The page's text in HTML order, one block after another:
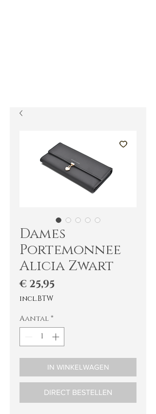
Dames
Portemonnee
Alicia Zwart
€ 25,95Prijs
incl.BTW
Aantal*
IN WINKELWAGEN
DIRECT BESTELLEN